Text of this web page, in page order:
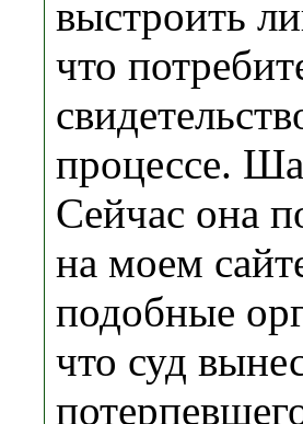
выстроить
что
процессе.
Сейчас она
на моем
подобные
что суд